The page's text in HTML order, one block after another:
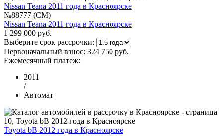
Nissan Teana 2011 года в Красноярске
№88777 (CM)
Nissan Teana 2011 года в Красноярске
1 299 000 руб.
Выберите срок рассрочки:
Первоначальный взнос: 324 750 руб.
Ежемесячный платеж:
2011
/
Автомат
Toyota bB 2012 года в Красноярске